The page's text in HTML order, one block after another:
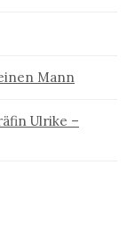
Mann
Ulrike –